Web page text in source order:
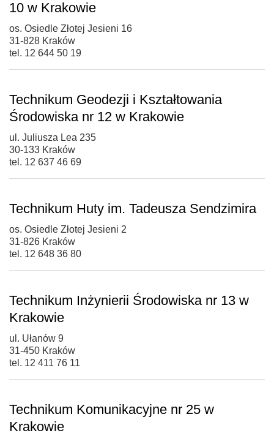
10 w Krakowie
os. Osiedle Złotej Jesieni 16
31-828 Kraków
tel. 12 644 50 19
Technikum Geodezji i Kształtowania
Środowiska nr 12 w Krakowie
ul. Juliusza Lea 235
30-133 Kraków
tel. 12 637 46 69
Technikum Huty im. Tadeusza Sendzimira
os. Osiedle Złotej Jesieni 2
31-826 Kraków
tel. 12 648 36 80
Technikum Inżynierii Środowiska nr 13 w
Krakowie
ul. Ułanów 9
31-450 Kraków
tel. 12 411 76 11
Technikum Komunikacyjne nr 25 w
Krakowie